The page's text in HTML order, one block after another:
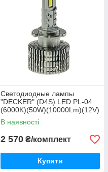
Светодиодные лампы
"DECKER" (D4S) LED PL-04
(6000K)(50W)(10000Lm)(12V)
В наявності
2 570 ₴/комплект
Купити